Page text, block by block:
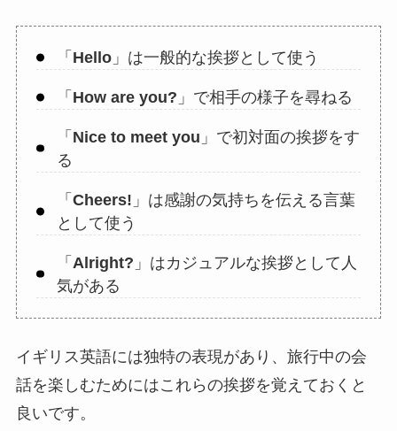
「 Hello」は一般的な挨拶として使う
「 How are you? 」で相手の様子を尋ねる
「 Nice to meet you 」で初対面の挨拶をす
る
「 Cheers! 」は感謝の気持ちを伝える言葉
として使う
「 Alright? 」はカジュアルな挨拶として人
気がある
イギリス英語には独特の表現があり、旅行中の会
話を楽しむためにはこれらの挨拶を覚えておくと
良いです。